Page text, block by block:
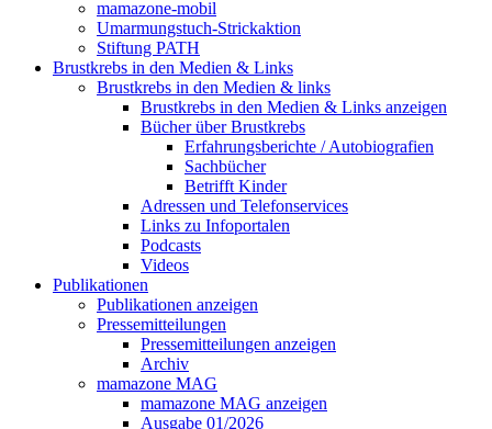
mamazone-mobil
Umarmungstuch-Strickaktion
Stiftung PATH
Brustkrebs in den Medien & Links
Brustkrebs in den Medien & links
Brustkrebs in den Medien & Links anzeigen
Bücher über Brustkrebs
Erfahrungsberichte / Autobiografien
Sachbücher
Betrifft Kinder
Adressen und Telefonservices
Links zu Infoportalen
Podcasts
Videos
Publikationen
Publikationen anzeigen
Pressemitteilungen
Pressemitteilungen anzeigen
Archiv
mamazone MAG
mamazone MAG anzeigen
Ausgabe 01/2026